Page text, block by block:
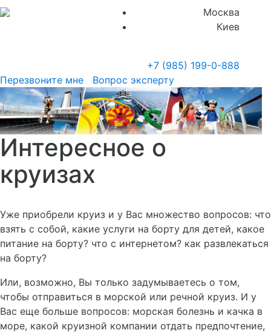
Москва
Киев
+7 (985) 199-0-888
Перезвоните мне
Вопрос эксперту
Интересное о
круизах
Уже приобрели круиз и у Вас множество вопросов: что
взять с собой, какие услуги на борту для детей, какое
питание на борту? что с интернетом? как развлекаться
на борту?
Или, возможно, Вы только задумываетесь о том,
чтобы отправиться в морской или речной круиз. И у
Вас еще больше вопросов: морская болезнь и качка в
море, какой круизной компании отдать предпочтение,